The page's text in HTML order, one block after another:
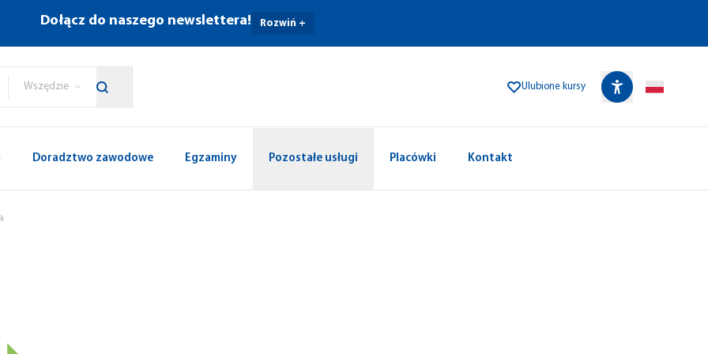
Dołącz do naszego newslettera! Rozwiń +
Wszędzie Ulubione kursy
Doradztwo zawodowe Egzaminy Pozostałe usługi Placówki Kontakt